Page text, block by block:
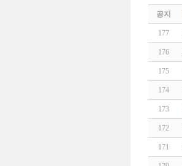
공지
177
176
175
174
173
172
171